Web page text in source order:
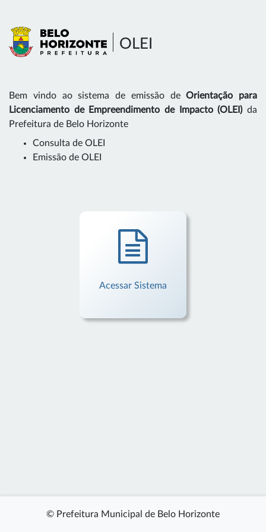
OLEI
Bem vindo ao sistema de emissão deOrientação para
Licenciamento de Empreendimento de Impacto (OLEI)da
Prefeitura de Belo Horizonte
Consulta de OLEI
Emissão de OLEI
Acessar Sistema
© Prefeitura Municipal de Belo Horizonte